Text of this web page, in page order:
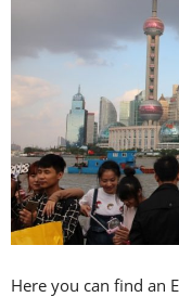
Here you can find an